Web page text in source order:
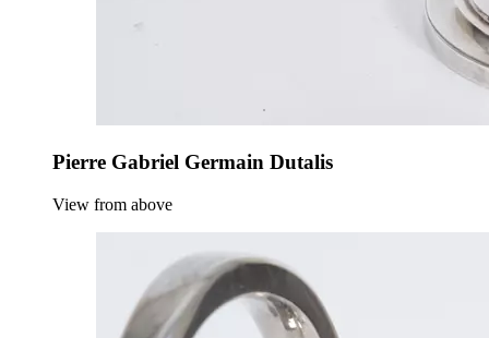
Pierre Gabriel Germain Dutalis
View from above